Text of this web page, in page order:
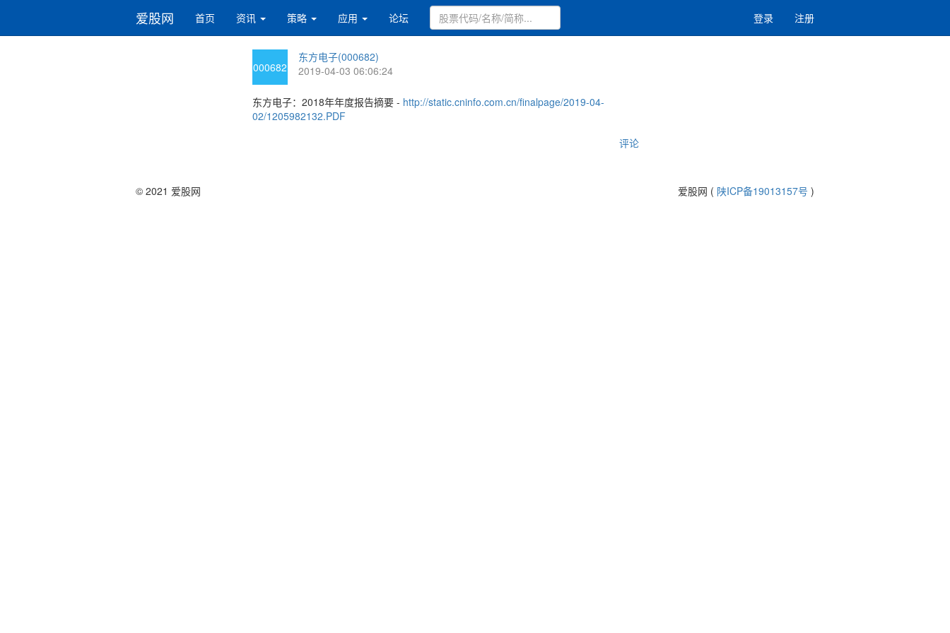
爱股网 首页 资讯 策略 应用 论坛 登录 注册
000682
东方电子(000682)
2019-04-03 06:06:24
东方电子：2018年年度报告摘要 - http://static.cninfo.com.cn/finalpage/2019-04-
02/1205982132.PDF
评论
© 2021 爱股网 爱股网 ( 陕ICP备19013157号 )